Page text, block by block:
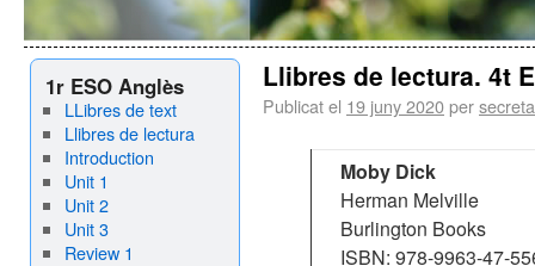
1r ESO Anglès
LLibres de text
Llibres de lectura
Introduction
Unit 1
Unit 2
Unit 3
Review 1
Llibres de lectura. 4t
Publicat el 19 juny 2020per
Moby Dick
Herman Melville
Burlington Books
ISBN: 978-9963-47-